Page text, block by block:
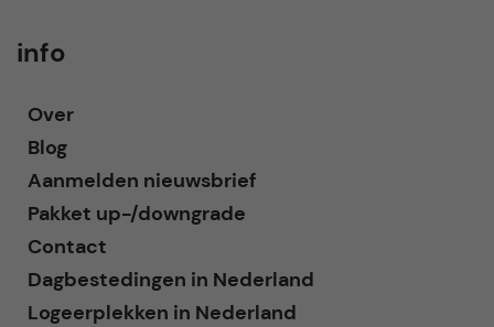
info
Over
Blog
Aanmelden nieuwsbrief
Pakket up-/downgrade
Contact
Dagbestedingen in Nederland
Logeerplekken in Nederland